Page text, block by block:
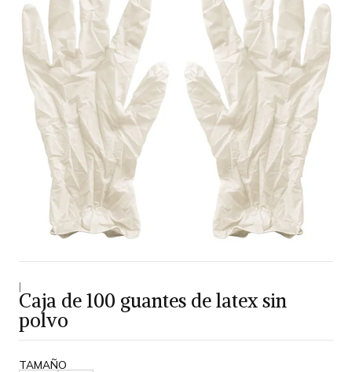
|
Caja de 100 guantes de latex sin
polvo
TAMAÑO